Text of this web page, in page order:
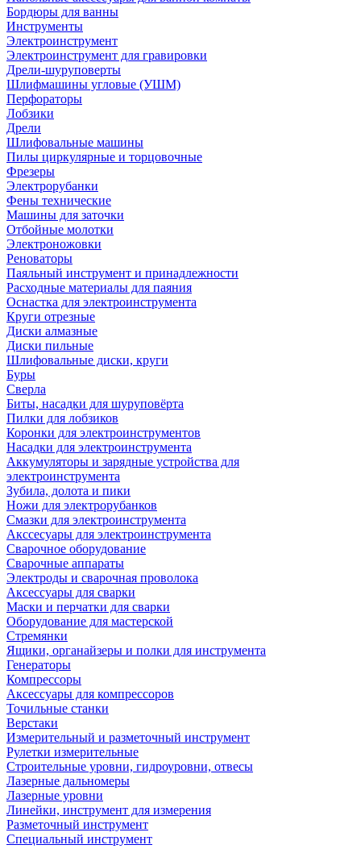
Бордюры для ванны
Инструменты
Электроинструмент
Электроинструмент для гравировки
Дрели-шуруповерты
Шлифмашины угловые (УШМ)
Перфораторы
Лобзики
Дрели
Шлифовальные машины
Пилы циркулярные и торцовочные
Фрезеры
Электрорубанки
Фены технические
Машины для заточки
Отбойные молотки
Электроножовки
Реноваторы
Паяльный инструмент и принадлежности
Расходные материалы для паяния
Оснастка для электроинструмента
Круги отрезные
Диски алмазные
Диски пильные
Шлифовальные диски, круги
Буры
Сверла
Биты, насадки для шуруповёрта
Пилки для лобзиков
Коронки для электроинструментов
Насадки для электроинструмента
Аккумуляторы и зарядные устройства для
электроинструмента
Зубила, долота и пики
Ножи для электрорубанков
Смазки для электроинструмента
Акссесуары для электроинструмента
Сварочное оборудование
Сварочные аппараты
Электроды и сварочная проволока
Аксессуары для сварки
Маски и перчатки для сварки
Оборудование для мастерской
Стремянки
Ящики, органайзеры и полки для инструмента
Генераторы
Компрессоры
Аксессуары для компрессоров
Точильные станки
Верстаки
Измерительный и разметочный инструмент
Рулетки измерительные
Строительные уровни, гидроуровни, отвесы
Лазерные дальномеры
Лазерные уровни
Линейки, инструмент для измерения
Разметочный инструмент
Специальный инструмент